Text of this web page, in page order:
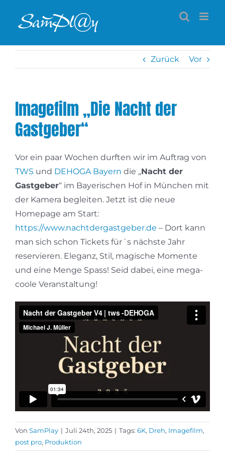
Inhalt
Zurück Vor
Imagefilm „Die Nacht der
Gastgeber“
Vor ein paar Wochen durften wir im Auftrag von
TWS und DEHOGA Bayern die „Nacht der
Gastgeber“ im Bayerischen Hof in München mit
der Kamera begleiten. Jetzt ist die neue
Homepage am Start:
https://www.nachtdergastgeber.de – Dort kann
man sich schon Tickets für´s nächste Jahr
reservieren. Eleganz, Stil, magische Momente
und eine Menge Spass! Seid dabei, eine mega-
coole Veranstaltung!
Von SamPlay | Juli 24th, 2025 | Tags: 6K, Dreh, Imagefilm,
post pro, Produktion